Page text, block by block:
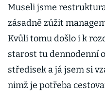
Museli jsme
zásadně zúžit
Kvůli tomu došlo i k
starost tu dennodenní
středisek a já jsem si
nimž je potřeba